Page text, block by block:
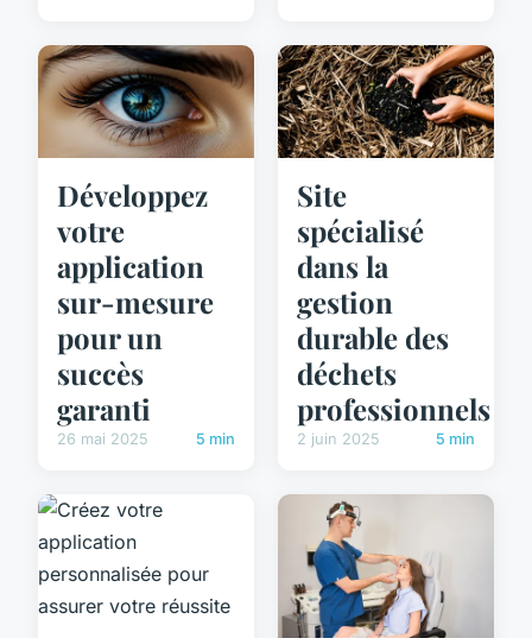
Développez
votre
application
sur-mesure
pour un
succès
garanti
26 mai 2025 5 min
Site
spécialisé
dans la
gestion
durable des
déchets
professionnels
2 juin 2025 5 min